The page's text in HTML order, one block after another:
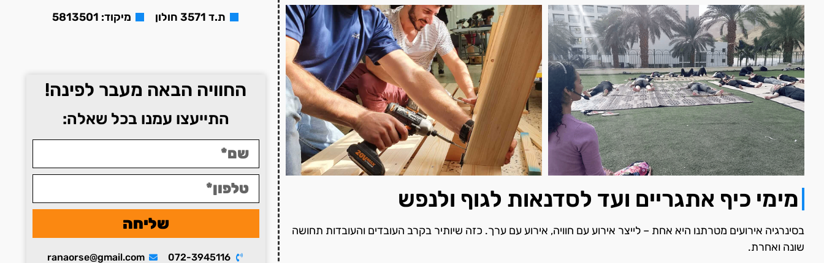
מימי כיף אתגריים ועד לסדנאות לגוף ולנפש
בסינרגיה אירועים מטרתנו היא אחת – לייצר אירוע עם חוויה, אירוע עם ערך. כזה שיותיר בקרב העובדים והעובדות תחושה
שונה ואחרת.
ת.ד 3571 חולון מיקוד: 5813501
החוויה הבאה מעבר לפינה!
התייעצו עמנו בכל שאלה:
שליחה
072-3945116
ranaorse@gmail.com